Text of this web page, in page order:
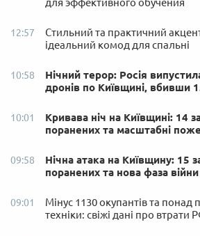
12:57
Стильний та практичний
ідеальний комод для спальні
10:58
Нічний терор: Росія
дронів по Київщині, вбивши
10:01
Кривава ніч на Київщині: 14
поранених та масштабні
09:58
Нічна атака на Київщину: 15
поранених та нова фаза
09:01
Мінус 1130 окупантів та понад
техніки: свіжі дані про втрати